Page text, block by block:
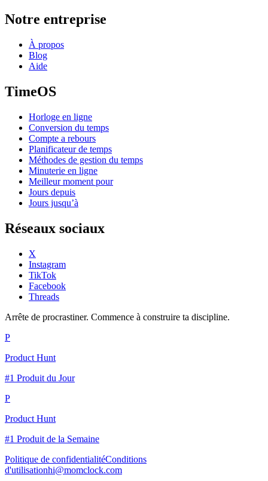
Notre entreprise
À propos
Blog
Aide
TimeOS
Horloge en ligne
Conversion du temps
Compte a rebours
Planificateur de temps
Méthodes de gestion du temps
Minuterie en ligne
Meilleur moment pour
Jours depuis
Jours jusqu’à
Réseaux sociaux
X
Instagram
TikTok
Facebook
Threads
Arrête de procrastiner. Commence à construire ta discipline.
P
Product Hunt
#1 Produit du Jour
P
Product Hunt
#1 Produit de la Semaine
Politique de confidentialitéConditions
d'utilisationhi@momclock.com